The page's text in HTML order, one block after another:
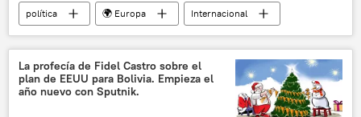
política 🌍 Europa
Internacional
Rusia
Margarita Simonián
derechos humanos
ONU
cartas
Estonia
Sputnik (medio de comunicación)
La profecía de Fidel Castro sobre el
plan de EEUU para Bolivia. Empieza el
año nuevo con Sputnik.